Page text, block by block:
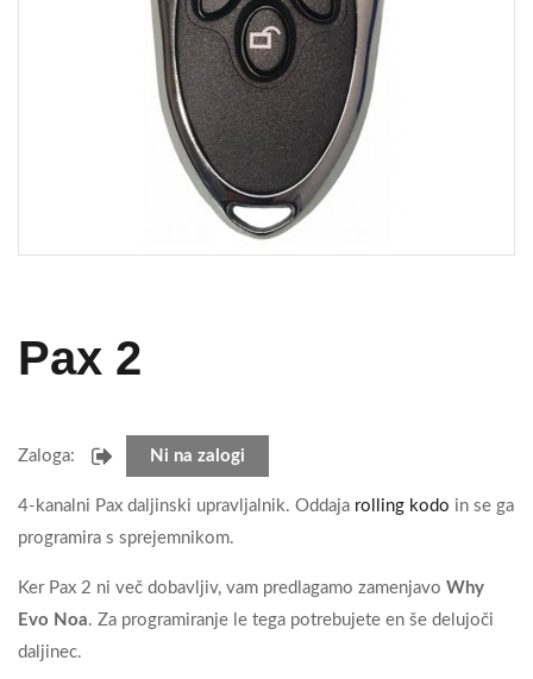
Pax 2
Zaloga: Ni na zalogi
4-kanalni Pax daljinski upravljalnik. Oddaja rolling kodo in se ga
programira s sprejemnikom.
Ker Pax 2 ni več dobavljiv, vam predlagamo zamenjavo Why
Evo Noa. Za programiranje le tega potrebujete en še delujoči
daljinec.